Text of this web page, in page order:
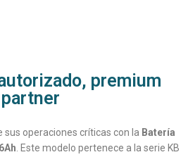
premium
partner
operaciones críticas con la Batería
. Este modelo pertenece a la serie KB